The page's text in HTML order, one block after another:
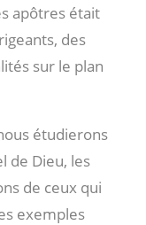
apôtres était
des
sur le plan
étudierons
de Dieu, les
de ceux qui
exemples